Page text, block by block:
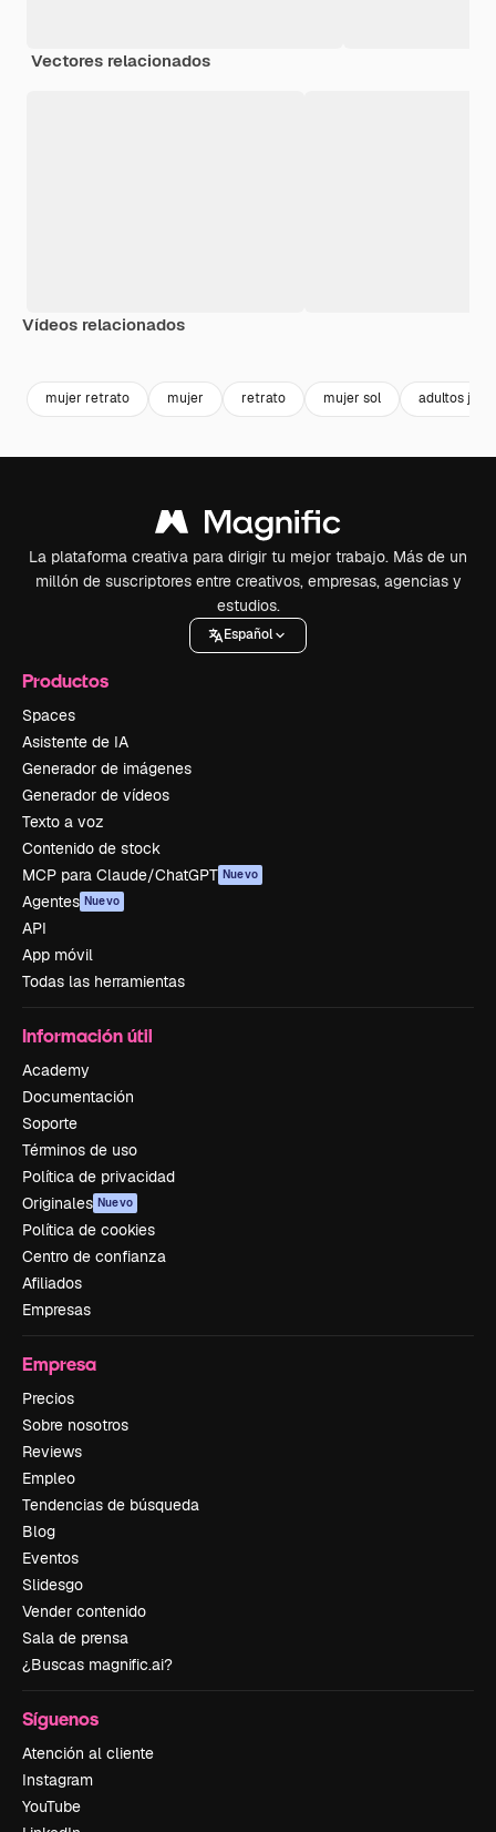
Vectores relacionados
Vídeos relacionados
mujer retrato mujer retrato mujer sol adultos
La plataforma creativa para dirigir tu mejor trabajo. Más de un
millón de suscriptores entre creativos, empresas, agencias y
estudios.
Español
Productos
Spaces
Asistente de IA
Generador de imágenes
Generador de vídeos
Texto a voz
Contenido de stock
MCP para Claude/ChatGPT Nuevo
Agentes Nuevo
API
App móvil
Todas las herramientas
Información útil
Academy
Documentación
Soporte
Términos de uso
Política de privacidad
Originales Nuevo
Política de cookies
Centro de confianza
Afiliados
Empresas
Empresa
Precios
Sobre nosotros
Reviews
Empleo
Tendencias de búsqueda
Blog
Eventos
Slidesgo
Vender contenido
Sala de prensa
¿Buscas magnific.ai?
Síguenos
Atención al cliente
Instagram
YouTube